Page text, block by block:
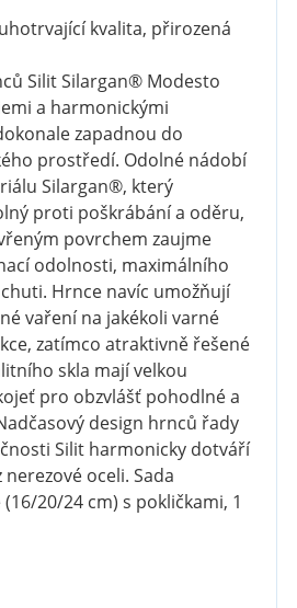
kvalita, přirozená
Silit Silargan® Modesto
a harmonickými
zapadnou do
prostředí. Odolné nádobí
Silargan®, který
proti poškrábání a oděru,
povrchem zaujme
odolnosti, maximálního
Hrnce navíc umožňují
vaření na jakékoli varné
zatímco atraktivně řešené
skla mají velkou
pro obzvlášť pohodlné a
design hrnců řady
Silit harmonicky dotváří
oceli. Sada
20/24 cm) s pokličkami, 1